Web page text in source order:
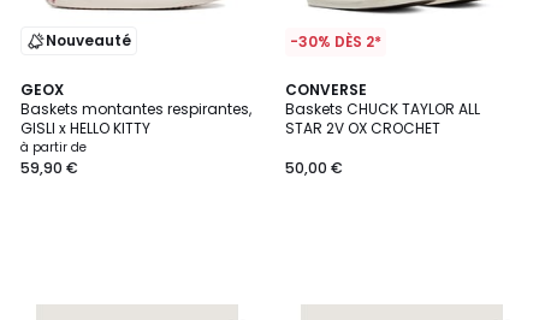
Nouveauté
GEOX
Baskets montantes respirantes,
GISLI x HELLO KITTY
à partir de
59,90 €
-30% DÈS 2*
CONVERSE
Baskets CHUCK TAYLOR ALL
STAR 2V OX CROCHET
50,00 €